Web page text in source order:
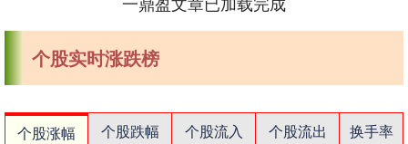
个股实时涨跌榜
个股涨幅 个股跌幅 个股流入 个股流出
换手率